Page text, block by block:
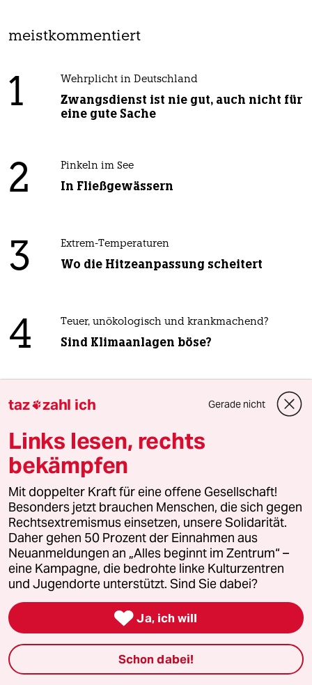
meistkommentiert
1 Wehrplicht in Deutschland
Zwangsdienst ist nie gut, auch nicht für
eine gute Sache
2 Pinkeln im See
In Fließgewässern
3 Extrem-Temperaturen
Wo die Hitzeanpassung scheitert
4 Teuer, unökologisch und krankmachend?
Sind Klimaanlagen böse?
5 Krise der Demokratie
6 Streit um Rente mit 63
Passgenauer Populismus
taz
Folgen Sie uns
Ressorts
taz zahl ich Gerade nicht
Links lesen, rechts
bekämpfen
Mit doppelter Kraft für eine offene Gesellschaft!
Besonders jetzt brauchen Menschen, die sich gegen
Rechtsextremismus einsetzen, unsere Solidarität.
Daher gehen 50 Prozent der Einnahmen aus
Neuanmeldungen an „Alles beginnt im Zentrum“ –
eine Kampagne, die bedrohte linke Kulturzentren
und Jugendorte unterstützt. Sind Sie dabei?
 Ja, ich will
Schon dabei!